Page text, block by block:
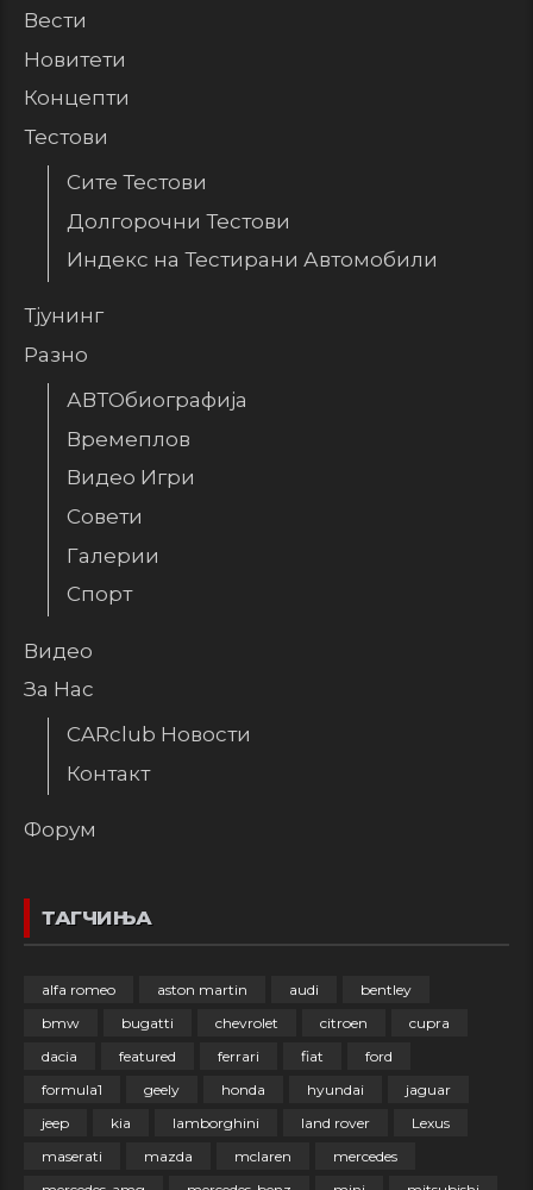
Вести
Новитети
Концепти
Тестови
Сите Тестови
Долгорочни Тестови
Индекс на Тестирани Автомобили
Тјунинг
Разно
АВТОбиографија
Времеплов
Видео Игри
Совети
Галерии
Спорт
Видео
За Нас
CARclub Новости
Контакт
Форум
ТАГЧИЊА
alfa romeo aston martin audi
bentley
bmw
bugatti chevrolet citroen
cupra
dacia
featured ferrari fiat
ford
formula1
geely honda hyundai
jaguar
jeep
kia lamborghini land rover
Lexus
maserati
mazda mclaren
mercedes